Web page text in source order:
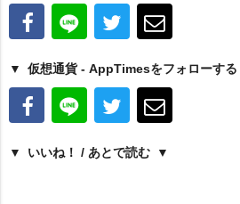
仮想通貨 - AppTimesをフォローする
いいね！ / あとで読む